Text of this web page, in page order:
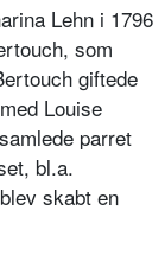
Lehn i 1796
som
giftede
Louise
parret
bl.a.
skabt en